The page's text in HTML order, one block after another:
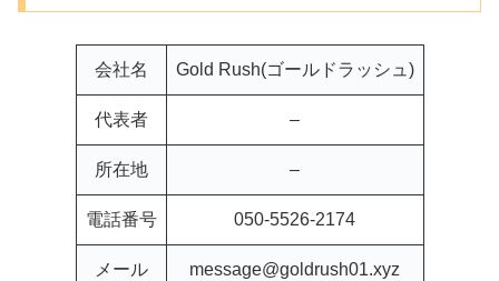
会社名 Gold Rush(ゴールドラッシュ)
代表者 –
所在地 –
電話番号 050-5526-2174
メール message@goldrush01.xyz